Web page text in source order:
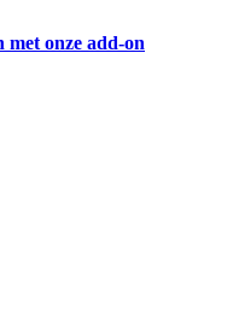
onze add-on